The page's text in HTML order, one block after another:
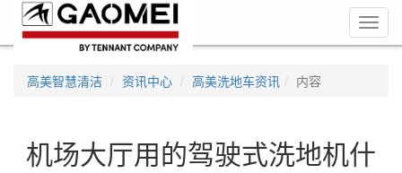
高美智慧清洁 资讯中心 高美洗地车资讯 内容
机场大厅用的驾驶式洗地机什